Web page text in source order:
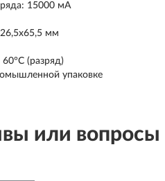
15000 мА
мм
(разряд)
упаковке
или вопросы